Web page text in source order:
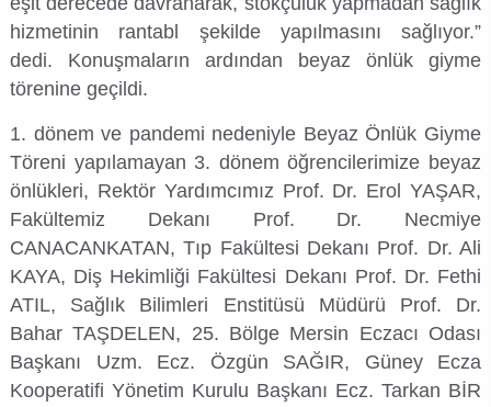
hizmetinin rantabl şekilde yapılmasını sağlıyor.”
dedi. Konuşmaların ardından beyaz önlük giyme
törenine geçildi.
1. dönem ve pandemi nedeniyle Beyaz Önlük Giyme
Töreni yapılamayan 3. dönem öğrencilerimize beyaz
önlükleri, Rektör Yardımcımız Prof. Dr. Erol YAŞAR,
Fakültemiz Dekanı Prof. Dr. Necmiye
CANACANKATAN, Tıp Fakültesi Dekanı Prof. Dr. Ali
KAYA, Diş Hekimliği Fakültesi Dekanı Prof. Dr. Fethi
ATIL, Sağlık Bilimleri Enstitüsü Müdürü Prof. Dr.
Bahar TAŞDELEN, 25. Bölge Mersin Eczacı Odası
Başkanı Uzm. Ecz. Özgün SAĞIR, Güney Ecza
Kooperatifi Yönetim Kurulu Başkanı Ecz. Tarkan BİR
Sürekli Eğitim Uygulama ve Araştırma Merkezi
Turizm Uygulama ve Araştırma Merkezi
Uzaktan Eğitim Uygulama ve Araştırma Merkezi
Yörük Kültürü Uygulama ve Araştırma Merkezi